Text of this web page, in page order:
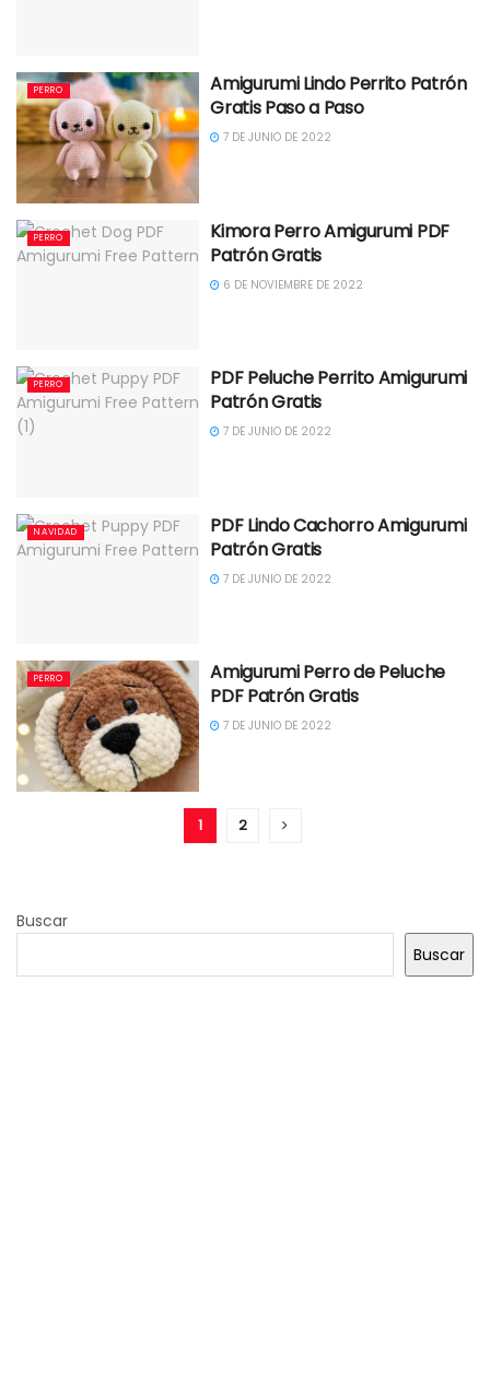
PERRO
Amigurumi Lindo Perrito Patrón
Gratis Paso a Paso
7 DE JUNIO DE 2022
PERRO
Kimora Perro Amigurumi PDF
Patrón Gratis
6 DE NOVIEMBRE DE 2022
PERRO
PDF Peluche Perrito Amigurumi
Patrón Gratis
7 DE JUNIO DE 2022
NAVIDAD
PDF Lindo Cachorro Amigurumi
Patrón Gratis
7 DE JUNIO DE 2022
PERRO
Amigurumi Perro de Peluche
PDF Patrón Gratis
7 DE JUNIO DE 2022
1 2
Buscar
Buscar